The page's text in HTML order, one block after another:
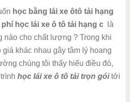
học bằng lái xe ôtô tải hạng
phí học lái xe ô tô tải hạng c
là
nào cho chất lượng ? Trong khi
khác nhau gây tâm lý hoang
chúng tôi thấy hiểu điều đó,
học lái xe ô tô tải trọn góitới